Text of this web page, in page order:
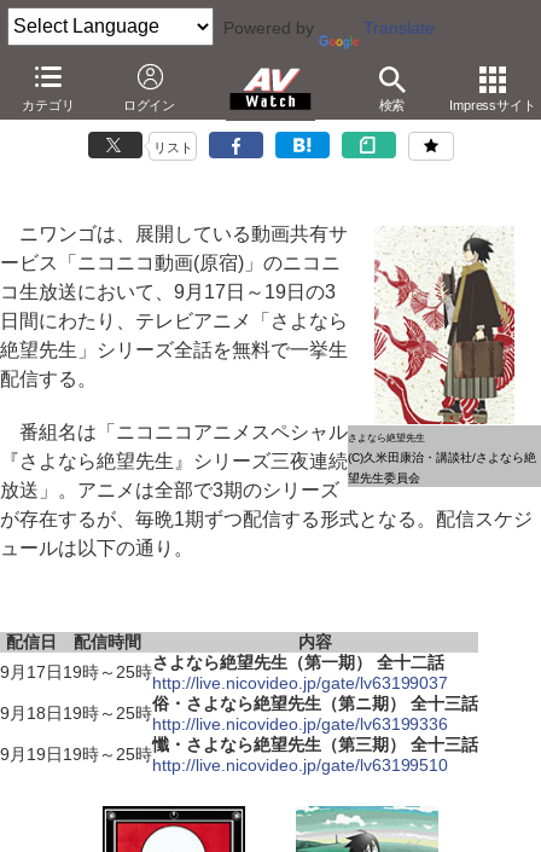
Powered by Translate
カテゴリ ログイン 検索 Impressサイト
ニコニコ動画、「さよなら絶望先生」全話を無料配信
－第1期～第3期を9月17日～19日の3夜連続で
リスト
さよなら絶望先生
(C)久米田康治・講談社/さよなら絶
望先生委員会
ニワンゴは、展開している動画共有サ
ービス「ニコニコ動画(原宿)」のニコニ
コ生放送において、9月17日～19日の3
日間にわたり、テレビアニメ「さよなら
絶望先生」シリーズ全話を無料で一挙生
配信する。
番組名は「ニコニコアニメスペシャル
『さよなら絶望先生』シリーズ三夜連続
放送」。アニメは全部で3期のシリーズ
が存在するが、毎晩1期ずつ配信する形式となる。配信スケジ
ュールは以下の通り。
配信日 配信時間
内容
9月17日19時～25時さよなら絶望先生（第一期） 全十二話
http://live.nicovideo.jp/gate/lv63199037
9月18日19時～25時俗・さよなら絶望先生（第ニ期） 全十三話
http://live.nicovideo.jp/gate/lv63199336
9月19日19時～25時懺・さよなら絶望先生（第三期） 全十三話
http://live.nicovideo.jp/gate/lv63199510